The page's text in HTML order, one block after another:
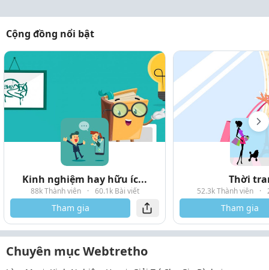
Cộng đồng nổi bật
Kinh nghiệm hay hữu íc...
88k Thành viên · 60.1k Bài viết
Tham gia
Thời
52.3k Thành viên ·
Tham gia
Chuyên mục Webtretho